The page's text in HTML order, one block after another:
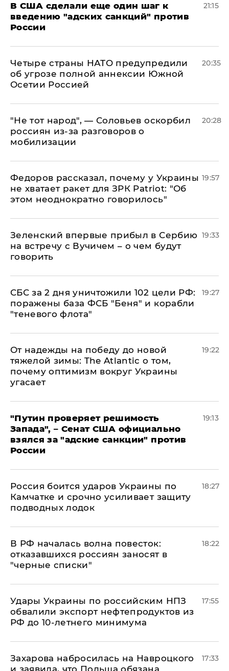
В США сделали еще один шаг к
введению "адских санкций" против
России
21:15
Четыре страны НАТО предупредили
об угрозе полной аннексии Южной
Осетии Россией
20:35
​"Не тот народ", — Соловьев оскорбил
россиян из-за разговоров о
мобилизации
20:28
Федоров рассказал, почему у Украины
не хватает ракет для ЗРК Patriot: "Об
этом неоднократно говорилось"
19:57
Зеленский впервые прибыл в Сербию
на встречу с Вучичем – о чем будут
говорить
19:33
СБС за 2 дня уничтожили 102 цели РФ:
поражены база ФСБ "Беня" и корабли
"теневого флота"
19:27
От надежды на победу до новой
тяжелой зимы: The Atlantic о том,
почему оптимизм вокруг Украины
угасает
19:22
"Путин проверяет решимость
Запада", – Сенат США официально
взялся за "адские санкции" против
России
19:13
Россия боится ударов Украины по
Камчатке и срочно усиливает защиту
подводных лодок
18:27
​В РФ началась волна повесток:
отказавшихся россиян заносят в
"черные списки"
18:22
Удары Украины по российским НПЗ
обвалили экспорт нефтепродуктов из
РФ до 10-летнего минимума
17:55
​Захарова набросилась на Навроцкого
и заявила, что Польша обязана
17:33